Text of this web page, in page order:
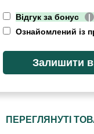
Відгук за бонус
|
Ознайомлений із
ПЕРЕГЛЯНУТІ